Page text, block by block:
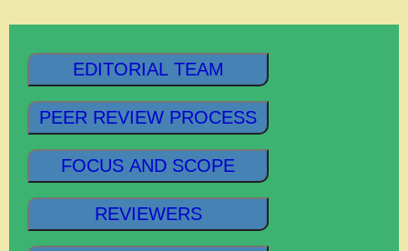
EDITORIAL TEAM
PEER REVIEW PROCESS
FOCUS AND SCOPE
REVIEWERS